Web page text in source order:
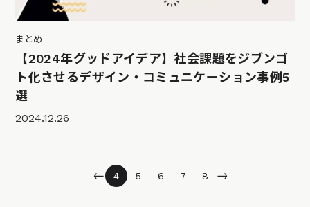
まとめ
【2024年グッドアイデア】社会課題をジブンゴ
ト化させるデザイン・コミュニケーション事例5
選
2024.12.26
← 4 5 6 7 8 →